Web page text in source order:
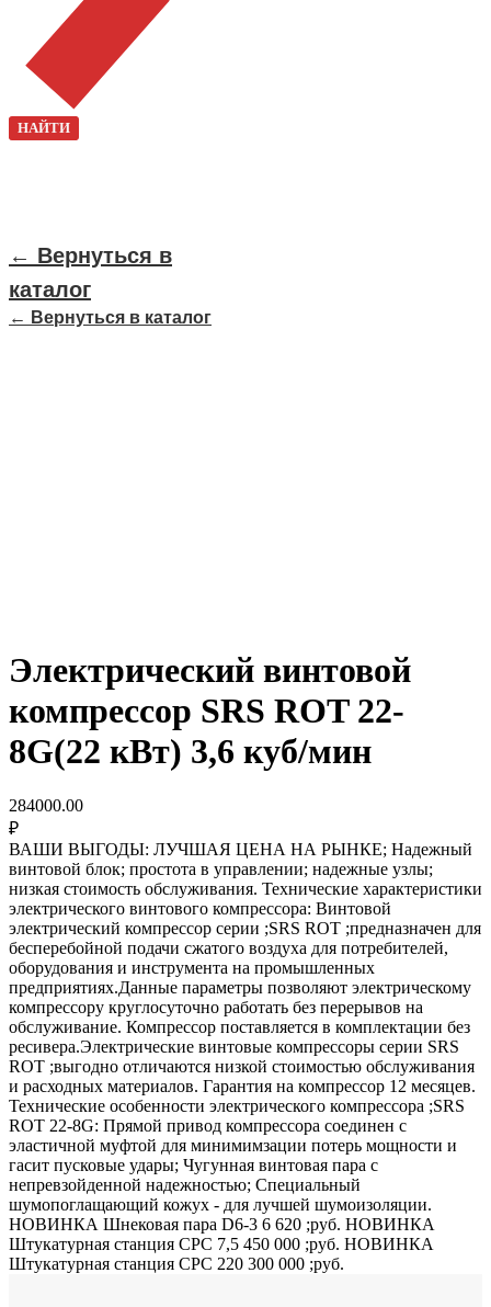
НАЙТИ
← Вернуться в
каталог
← Вернуться в каталог
Электрический винтовой
компрессор SRS ROT 22-
8G(22 кВт) 3,6 куб/мин
284000.00
₽
ВАШИ ВЫГОДЫ: ЛУЧШАЯ ЦЕНА НА РЫНКЕ; Надежный
винтовой блок; простота в управлении; надежные узлы;
низкая стоимость обслуживания. Технические характеристики
электрического винтового компрессора: Винтовой
электрический компрессор серии ;SRS ROT ;предназначен для
бесперебойной подачи сжатого воздуха для потребителей,
оборудования и инструмента на промышленных
предприятиях.Данные параметры позволяют электрическому
компрессору круглосуточно работать без перерывов на
обслуживание. Компрессор поставляется в комплектации без
ресивера.Электрические винтовые компрессоры серии SRS
ROT ;выгодно отличаются низкой стоимостью обслуживания
и расходных материалов. Гарантия на компрессор 12 месяцев.
Технические особенности электрического компрессора ;SRS
ROT 22-8G: Прямой привод компрессора соединен с
эластичной муфтой для минимимзации потерь мощности и
гасит пусковые удары; Чугунная винтовая пара с
непревзойденной надежностью; Специальный
шумопоглащающий кожух - для лучшей шумоизоляции.
НОВИНКА Шнековая пара D6-3 6 620 ;руб. НОВИНКА
Штукатурная станция СРС 7,5 450 000 ;руб. НОВИНКА
Штукатурная станция СРС 220 300 000 ;руб.